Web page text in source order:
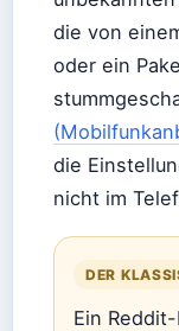
die von
oder ein
die
nicht im
DER
Ein